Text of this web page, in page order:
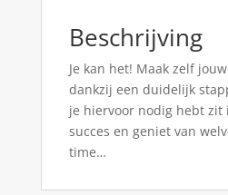
Beschrijving
Je kan het! Maak zelf
dankzij een duidelijk
je hiervoor nodig hebt zit
succes en geniet van
time…